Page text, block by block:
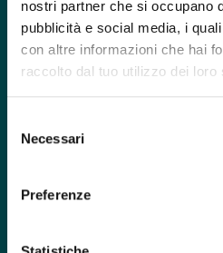
nostri partner che si occupano
pubblicità e social media, i
con altre informazioni che hai
raccolto dal tuo utilizzo dei loro
delNecessari
Preferenze
02 00705120